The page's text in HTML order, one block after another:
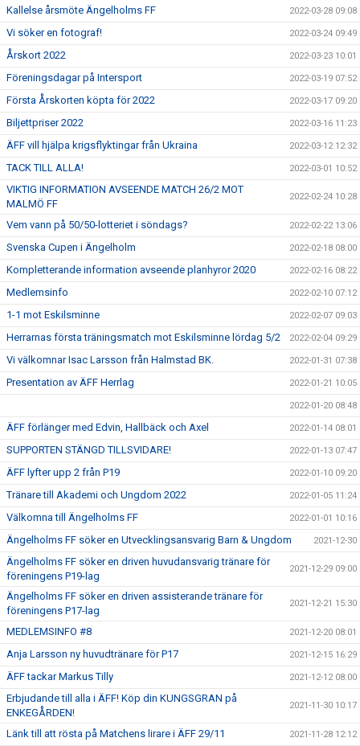
Kallelse årsmöte Ängelholms FF 2022-03-28 09:08
Vi söker en fotograf! 2022-03-24 09:49
Årskort 2022 2022-03-23 10:01
Föreningsdagar på Intersport 2022-03-19 07:52
Första Årskorten köpta för 2022 2022-03-17 09:20
Biljettpriser 2022 2022-03-16 11:23
ÄFF vill hjälpa krigsflyktingar från Ukraina 2022-03-12 12:32
TACK TILL ALLA! 2022-03-01 10:52
VIKTIG INFORMATION AVSEENDE MATCH 26/2 MOT
MALMÖ FF
2022-02-24 10:28
Vem vann på 50/50-lotteriet i söndags? 2022-02-22 13:06
Svenska Cupen i Ängelholm 2022-02-18 08:00
Kompletterande information avseende planhyror 2020 2022-02-16 08:22
Medlemsinfo 2022-02-10 07:12
1-1 mot Eskilsminne 2022-02-07 09:03
Herrarnas första träningsmatch mot Eskilsminne lördag 5/2 2022-02-04 09:29
Vi välkomnar Isac Larsson från Halmstad BK. 2022-01-31 07:38
Presentation av ÄFF Herrlag 2022-01-21 10:05
2022-01-20 08:48
ÄFF förlänger med Edvin, Hallbäck och Axel 2022-01-14 08:01
SUPPORTEN STÄNGD TILLSVIDARE! 2022-01-13 07:47
ÄFF lyfter upp 2 från P19 2022-01-10 09:20
Tränare till Akademi och Ungdom 2022 2022-01-05 11:24
Välkomna till Ängelholms FF 2022-01-01 10:16
Ängelholms FF söker en Utvecklingsansvarig Barn & Ungdom 2021-12-30
Ängelholms FF söker en driven huvudansvarig tränare för
föreningens P19-lag
2021-12-29 09:00
Ängelholms FF söker en driven assisterande tränare för
föreningens P17-lag
2021-12-21 15:30
MEDLEMSINFO #8 2021-12-20 08:01
Anja Larsson ny huvudtränare för P17 2021-12-15 16:29
ÄFF tackar Markus Tilly 2021-12-12 08:00
Erbjudande till alla i ÄFF! Köp din KUNGSGRAN på
ENKEGÅRDEN!
2021-11-30 10:17
Länk till att rösta på Matchens lirare i ÄFF 29/11 2021-11-28 12:12